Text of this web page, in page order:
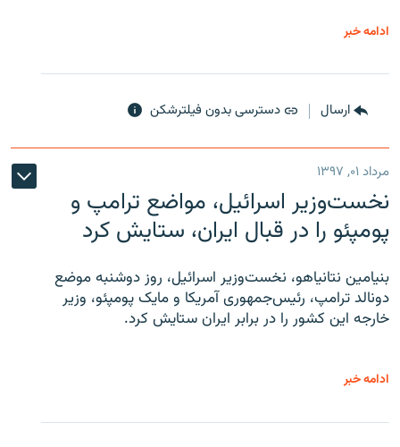
ادامه خبر
ارسال دسترسی بدون فیلترشکن
مرداد ۰۱, ۱۳۹۷
نخست‌وزیر اسرائیل، مواضع ترامپ و
پومپئو را در قبال ایران، ستایش کرد
بنیامین نتانیاهو، نخست‌وزیر اسرائیل، روز دوشنبه موضع
دونالد ترامپ، رئیس‌جمهوری آمریکا و مایک پومپئو، وزیر
خارجه این کشور را در برابر ایران ستایش کرد.
ادامه خبر